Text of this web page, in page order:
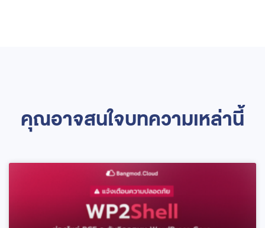
คุณอาจสนใจบทความเหล่านี้